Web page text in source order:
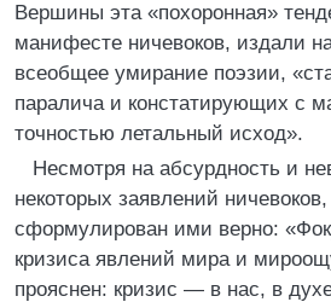
Вершины эта «похоронная»
манифесте ничевоков, издали
всеобщее умирание поэзии,
паралича и констатирующих с
точностью летальный исход».
Несмотря на абсурдность и
некоторых заявлений ничевоков,
сформулирован ими верно:
кризиса явлений мира и
прояснен: кризис — в нас, в